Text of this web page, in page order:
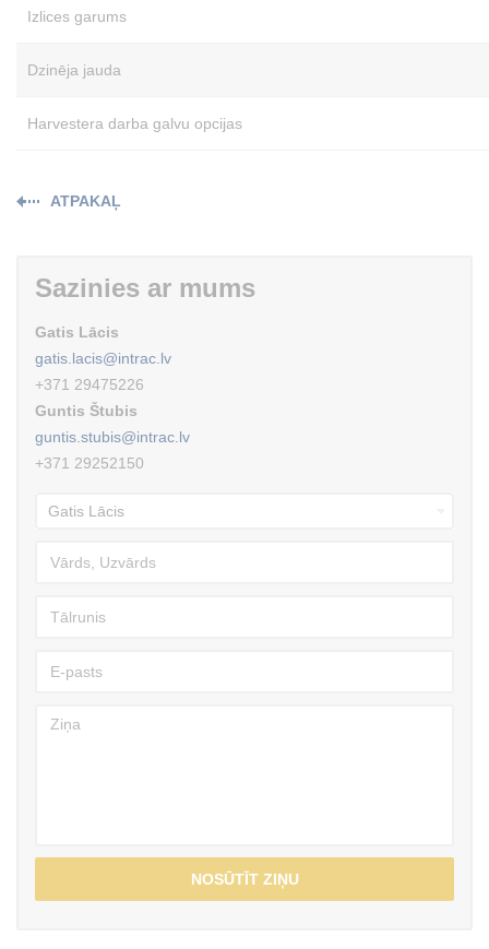
Izlices garums
Dzinēja jauda
Harvestera darba galvu opcijas
ATPAKAĻ
Sazinies ar mums
Gatis Lācis
gatis.lacis@intrac.lv
+371 29475226
Guntis Štubis
guntis.stubis@intrac.lv
+371 29252150
NOSŪTĪT ZIŅU